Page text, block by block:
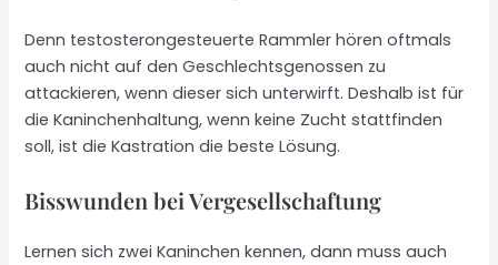
Denn testosterongesteuerte Rammler hören oftmals
auch nicht auf den Geschlechtsgenossen zu
attackieren, wenn dieser sich unterwirft. Deshalb ist für
die Kaninchenhaltung, wenn keine Zucht stattfinden
soll, ist die Kastration die beste Lösung.
Bisswunden bei Vergesellschaftung
Lernen sich zwei Kaninchen kennen, dann muss auch